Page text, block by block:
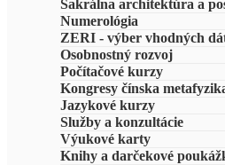
Sakrálna architektúra a
Numerológia
ZERI - výber vhodných
Osobnostný rozvoj
Počítačové kurzy
Kongresy čínska
Jazykové kurzy
Služby a konzultácie
Výukové karty
Knihy a darčekové